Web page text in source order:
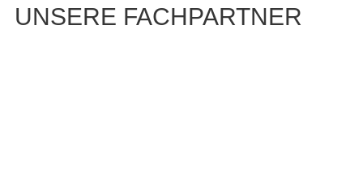
UNSERE FACHPARTNER